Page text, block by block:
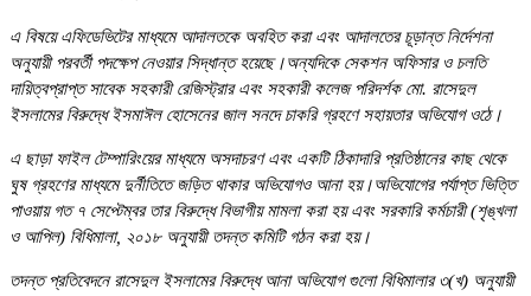
এ বিষয়ে এফিডেভিটের মাধ্যমে আদালতকে অবহিত করা এবং আদালতের চূড়ান্ত নির্দেশনা
অনুযায়ী পরবর্তী পদক্ষেপ নেওয়ার সিদ্ধান্ত হয়েছে।অন্যদিকে সেকশন অফিসার ও চলতি
দায়িত্বপ্রাপ্ত সাবেক সহকারী রেজিস্ট্রার এবং সহকারী কলেজ পরিদর্শক মো. রাসেদুল
ইসলামের বিরুদ্ধে ইসমাঈল হোসেনের জাল সনদে চাকরি গ্রহণে সহায়তার অভিযোগ ওঠে।
এ ছাড়া ফাইল টেম্পারিংয়ের মাধ্যমে অসদাচরণ এবং একটি ঠিকাদারি প্রতিষ্ঠানের কাছ থেকে
ঘুষ গ্রহণের মাধ্যমে দুর্নীতিতে জড়িত থাকার অভিযোগও আনা হয়।অভিযোগের পর্যাপ্ত ভিত্তি
পাওয়ায় গত ৭ সেপ্টেম্বর তার বিরুদ্ধে বিভাগীয় মামলা করা হয় এবং সরকারি কর্মচারী (শৃঙ্খলা
ও আপিল) বিধিমালা, ২০১৮ অনুযায়ী তদন্ত কমিটি গঠন করা হয়।
তদন্ত প্রতিবেদনে রাসেদুল ইসলামের বিরুদ্ধে আনা অভিযোগ গুলো বিধিমালার ৩(খ) অনুযায়ী